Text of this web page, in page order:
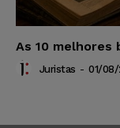
As 10 melhores
Juristas - 01/